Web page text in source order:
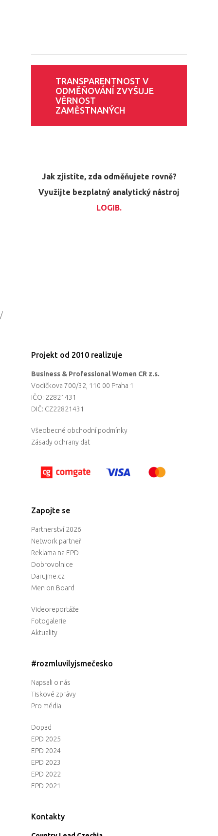
TRANSPARENTNOST V
ODMĚŇOVÁNÍ ZVYŠUJE
VĚRNOST
ZAMĚSTNANÝCH
Jak zjistíte, zda odměňujete rovně?
Využijte bezplatný analytický nástroj
LOGIB.
/
Projekt od 2010 realizuje
Business & Professional Women CR z.s.
Vodičkova 700/32, 110 00 Praha 1
IČO: 22821431
DIČ: CZ22821431
Všeobecné obchodní podmínky
Zásady ochrany dat
Zapojte se
Partnerství 2026
Network partneři
Reklama na EPD
Dobrovolnice
Darujme.cz
Men on Board
Videoreportáže
Fotogalerie
Aktuality
#rozmluvilyjsmečesko
Napsali o nás
Tiskové zprávy
Pro média
Dopad
EPD 2025
EPD 2024
EPD 2023
EPD 2022
EPD 2021
Kontakty